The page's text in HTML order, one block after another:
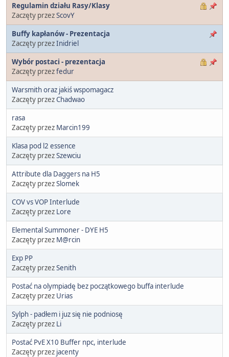
Regulamin działu Rasy/Klasy
Zaczęty przezScovY
Buffy kapłanów - Prezentacja
Zaczęty przezInidriel
Wybór postaci - prezentacja
Zaczęty przezfedur
Warsmith oraz jakiś wspomagacz
Zaczęty przezChadwao
rasa
Zaczęty przez Marcin199
Klasa pod l2 essence
Zaczęty przezSzewciu
Attribute dla Daggers na H5
Zaczęty przezSlomek
COV vs VOP Interlude
Zaczęty przez Lore
Elemental Summoner - DYE H5
Zaczęty przez M@rcin
Exp PP
Zaczęty przezSenith
Postać na olympiadę bez początkowego buffa interlude
Zaczęty przez Urias
Sylph - padłem i juz się nie podniosę
Zaczęty przez Li
Postać PvE X10 Buffer npc, interlude
Zaczęty przez jacenty